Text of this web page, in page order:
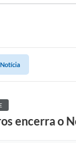
Notícia
encerra o